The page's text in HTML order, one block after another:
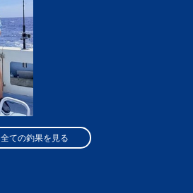
全ての釣果を見る